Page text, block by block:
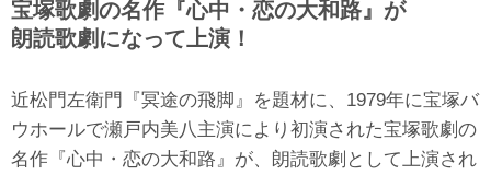
宝塚歌劇の名作『心中・恋の大和路』が
朗読歌劇になって上演！
近松門左衛門『冥途の飛脚』を題材に、1979年に宝塚バ
ウホールで瀬戸内美八主演により初演された宝塚歌劇の
名作『心中・恋の大和路』が、朗読歌劇として上演され